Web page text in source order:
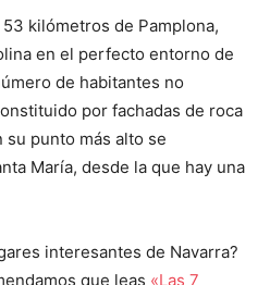
kilómetros de Pamplona,
en el perfecto entorno de
de habitantes no
por fachadas de roca
su punto más alto se
María, desde la que hay una
interesantes de Navarra?
que leas «Las 7